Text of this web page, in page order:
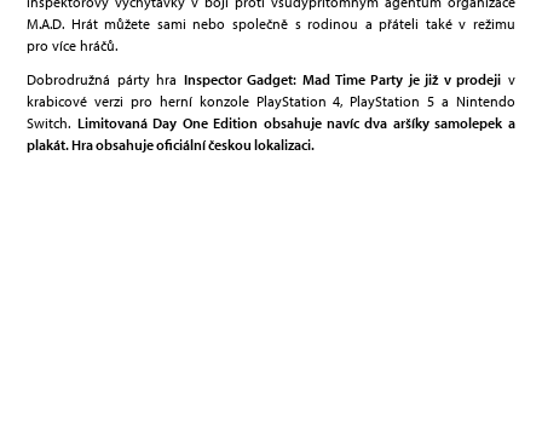
M.A.D. Hrát můžete sami nebo společně s rodinou a přáteli také v režimu
pro více hráčů.
Dobrodružná párty hra Inspector Gadget: Mad Time Party je již v prodeji v
krabicové verzi pro herní konzole PlayStation 4, PlayStation 5 a Nintendo
Switch. Limitovaná Day One Edition obsahuje navíc dva aršíky samolepek a
plakát. Hra obsahuje oficiální českou lokalizaci.